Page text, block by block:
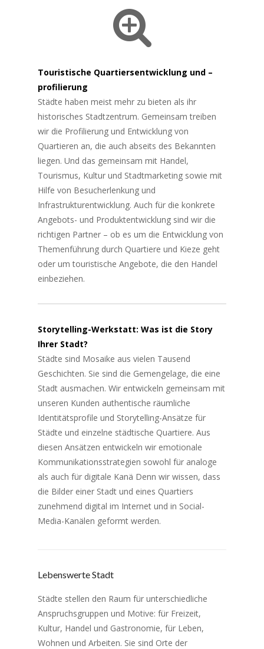
Touristische Quartiersentwicklung und –
profilierung
Städte haben meist mehr zu bieten als ihr
historisches Stadtzentrum. Gemeinsam treiben
wir die Profilierung und Entwicklung von
Quartieren an, die auch abseits des Bekannten
liegen. Und das gemeinsam mit Handel,
Tourismus, Kultur und Stadtmarketing sowie mit
Hilfe von Besucherlenkung und
Infrastrukturentwicklung. Auch für die konkrete
Angebots- und Produktentwicklung sind wir die
richtigen Partner – ob es um die Entwicklung von
Themenführung durch Quartiere und Kieze geht
oder um touristische Angebote, die den Handel
einbeziehen.
Storytelling-Werkstatt: Was ist die Story
Ihrer Stadt?
Städte sind Mosaike aus vielen Tausend
Geschichten. Sie sind die Gemengelage, die eine
Stadt ausmachen. Wir entwickeln gemeinsam mit
unseren Kunden authentische räumliche
Identitätsprofile und Storytelling-Ansätze für
Städte und einzelne städtische Quartiere. Aus
diesen Ansätzen entwickeln wir emotionale
Kommunikationsstrategien sowohl für analoge
als auch für digitale Kanä Denn wir wissen, dass
die Bilder einer Stadt und eines Quartiers
zunehmend digital im Internet und in Social-
Media-Kanälen geformt werden.
Lebenswerte Stadt
Städte stellen den Raum für unterschiedliche
Anspruchsgruppen und Motive: für Freizeit,
Kultur, Handel und Gastronomie, für Leben,
Wohnen und Arbeiten. Sie sind Orte der